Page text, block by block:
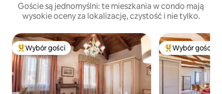
Goście są jednomyślni: te mieszkania w condo mają
wysokie oceny za lokalizację, czystość i nie tylko.
Najpopularniejsze z kategorii Wybór gości
Wybór gości Wybór gości